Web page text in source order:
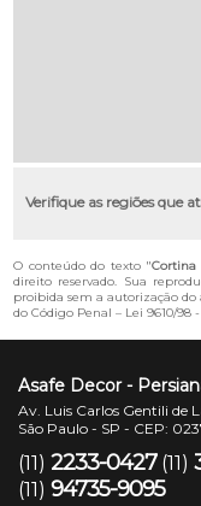
Verifique as regiões que
O conteúdo do texto "Cortina
direito reservado. Sua
proibida sem a autorização
do Código Penal – Lei 9610/98
Asafe Decor -
Av. Luis Carlos Gentili de
São Paulo - SP - CEP:
(11) 2233-0427 (11)
(11) 94735-9095